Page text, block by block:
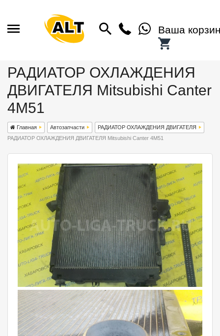
Ваша
РАДИАТОР ОХЛАЖДЕНИЯ
ДВИГАТЕЛЯ Mitsubishi Canter
4M51
Главная Автозапчасти
РАДИАТОР ОХЛАЖДЕНИЯ ДВИГАТЕЛЯ
РАДИАТОР ОХЛАЖДЕНИЯ ДВИГАТЕЛЯ Mitsubishi Canter 4M51